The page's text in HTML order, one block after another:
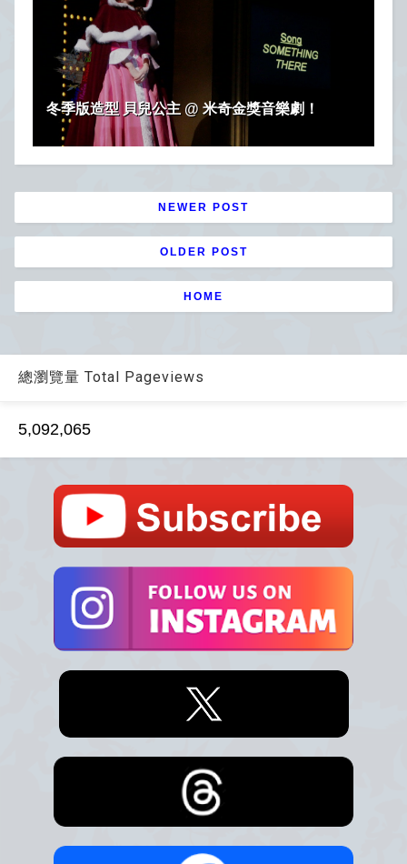
冬季版造型 貝兒公主 @ 米奇金獎音樂劇！
NEWER POST
OLDER POST
HOME
總瀏覽量 Total Pageviews
5,092,065